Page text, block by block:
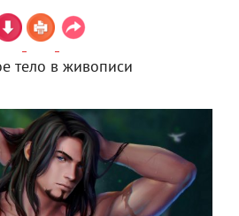
тело в живописи